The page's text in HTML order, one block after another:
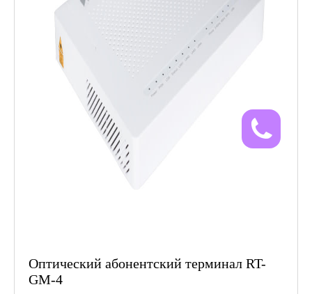
Оптический абонентский терминал RT-
GM-4